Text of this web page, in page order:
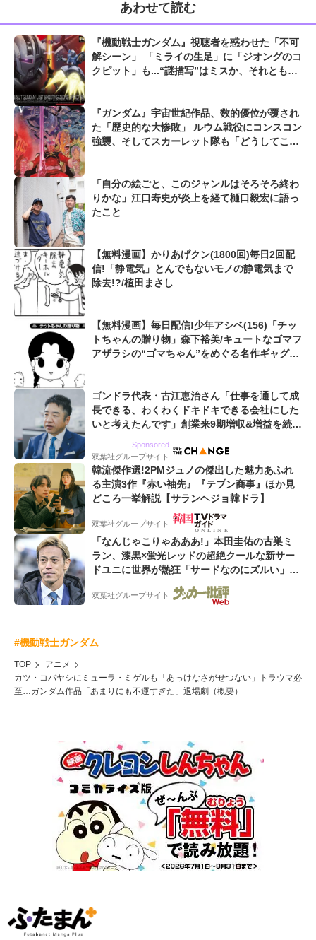
あわせて読む
『機動戦士ガンダム』視聴者を惑わせた「不可
解シーン」 「ミライの生足」に「ジオングのコ
クピット」も...“謎描写”はミスか、それとも演
『ガンダム』宇宙世紀作品、数的優位が覆され
た「歴史的な大惨敗」 ルウム戦役にコンスコン
強襲、そしてスカーレット隊も「どうしてこう
「自分の絵ごと、このジャンルはそろそろ終わ
りかな」江口寿史が炎上を経て樋口毅宏に語っ
たこと
【無料漫画】かりあげクン(1800回)毎日2回配
信!「静電気」とんでもないモノの静電気まで
除去!?/植田まさし
【無料漫画】毎日配信!少年アシベ(156)「チッ
トちゃんの贈り物」森下裕美/キュートなゴマフ
アザラシの“ゴマちゃん”をめぐる名作ギャグ4
ゴンドラ代表・古江恵治さん「仕事を通して成
長できる、わくわくドキドキできる会社にした
いと考えたんです」創業来9期増収&増益を続け
Sponsored
双葉社グループサイト
韓流傑作選!2PMジュノの傑出した魅力あふれ
る主演3作『赤い袖先』『テプン商事』ほか見
どころ一挙解説【サランヘジョ韓ドラ】
双葉社グループサイト
「なんじゃこりゃあああ!」本田圭佑の古巣ミ
ラン、漆黒×蛍光レッドの超絶クールな新サー
ドユニに世界が熱狂「サードなのにズルい」
「こりゃかっけえわ」
双葉社グループサイト
#機動戦士ガンダム
TOP
アニメ
カツ・コバヤシにミューラ・ミゲルも「あっけなさがせつない」トラウマ必
至…ガンダム作品「あまりにも不運すぎた」退場劇（概要）